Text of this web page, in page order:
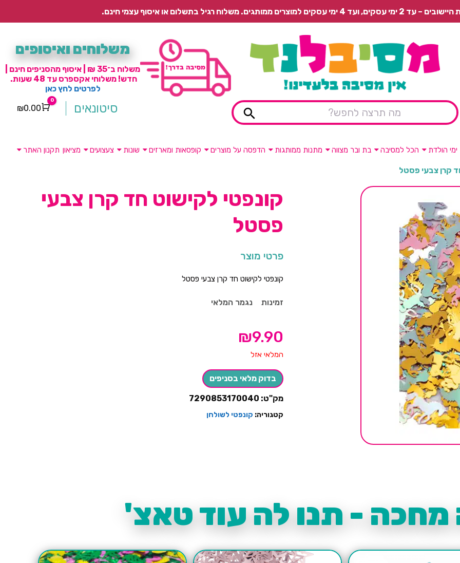
רגיל בתשלום או איסוף עצמי חינם.
משלוחים ואיסופים
משלוח ב־35 ₪ | איסוף מהסניפים חינם |
חדש! משלוחי אקספרס עד 48 שעות.
לפרטים לחץ כאן
סיטונאים Cart
0
₪0.00
ימי הולדת הכל למסיבה בת ובר מצווה מתנות ממותגות הדפסה על מוצרים קופסאות ומארזים שונות צעצועים מציאון תקנון האתר
קרן צבעי פסטל
קונפטי לקישוט חד קרן צבעי
פסטל
פרטי מוצר
קונפטי לקישוט חד קרן צבעי פסטל
זמינות נגמר המלאי
₪9.90
המלאי אזל
בדוק מלאי בסניפים
מק"ט: 7290853170040
קטגוריה: קונפטי לשולחן
מחכה - תנו לה עוד טאצ'